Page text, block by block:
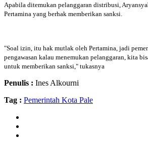
Apabila ditemukan pelanggaran distribusi,
Pertamina yang berhak memberikan sanksi.
"Soal izin, itu hak mutlak oleh Pertamina, jadi
pengawasan kalau menemukan pelanggaran, kita
untuk memberikan sanksi," tukasnya
Penulis : Ines Alkourni
Tag : Pemerintah Kota Pale